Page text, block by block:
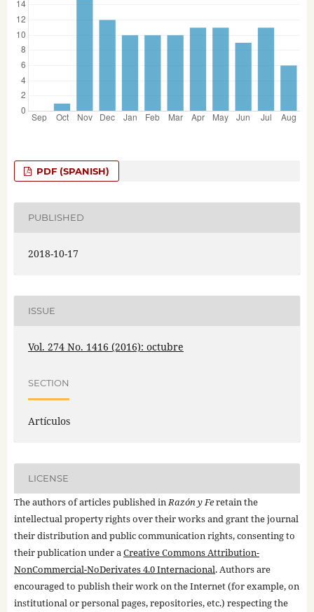
PDF (SPANISH)
PUBLISHED
2018-10-17
ISSUE
Vol. 274 No. 1416 (2016): octubre
SECTION
Artículos
LICENSE
The authors of articles published inRazón y Feretain the
intellectual property rights over their works and grant the journal
their distribution and public communication rights, consenting to
their publication under aCreative Commons Attribution-
NonCommercial-NoDerivates 4.0 Internacional. Authors are
encouraged to publish their work on the Internet (for example, on
institutional or personal pages, repositories, etc.) respecting the